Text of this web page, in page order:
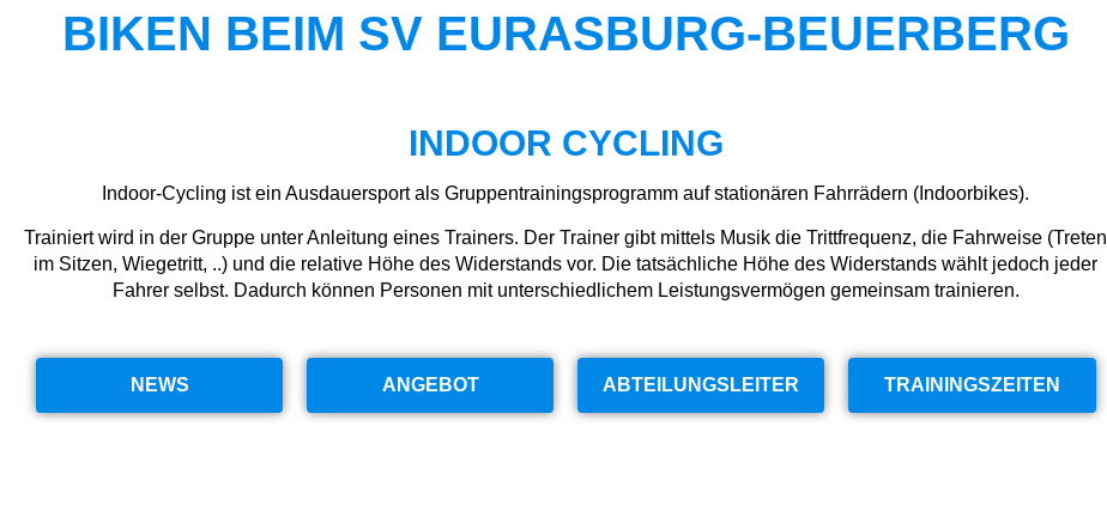
BIKEN BEIM SV EURASBURG-BEUERBERG
INDOOR CYCLING
Indoor-Cycling ist ein Ausdauersport als Gruppentrainingsprogramm auf stationären Fahrrädern (Indoorbikes).
Trainiert wird in der Gruppe unter Anleitung eines Trainers. Der Trainer gibt mittels Musik die Trittfrequenz, die Fahrweise (Treten
im Sitzen, Wiegetritt, ..) und die relative Höhe des Widerstands vor. Die tatsächliche Höhe des Widerstands wählt jedoch jeder
Fahrer selbst. Dadurch können Personen mit unterschiedlichem Leistungsvermögen gemeinsam trainieren.
NEWS ANGEBOT ABTEILUNGSLEITER TRAININGSZEITEN